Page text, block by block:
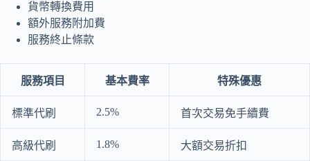
貨幣轉換費用
額外服務附加費
服務終止條款
服務項目 基本費率 特殊優惠
標準代刷 2.5% 首次交易免手續費
高級代刷 1.8% 大額交易折扣